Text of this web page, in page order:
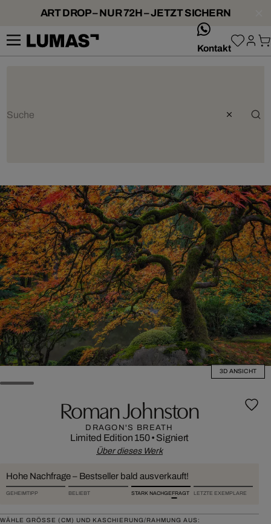
ART DROP – NUR 72H – JETZT SICHERN
Kontakt
3D ANSICHT
Roman Johnston
DRAGON'S BREATH
Limited Edition 150• Signiert
Über dieses Werk
Hohe Nachfrage – Bestseller bald ausverkauft!
GEHEIMTIPP BELIEBT STARK NACHGEFRAGT LETZTE EXEMPLARE
WÄHLE GRÖSSE (CM) UND KASCHIERUNG/RAHMUNG AUS: